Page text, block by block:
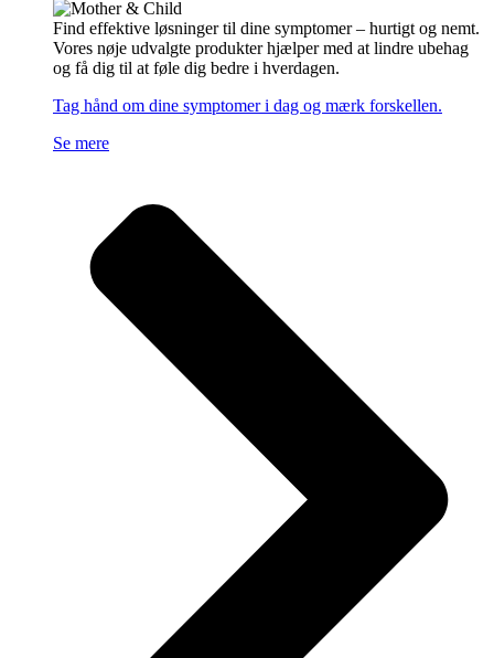
Find effektive løsninger til dine symptomer – hurtigt og nemt.
Vores nøje udvalgte produkter hjælper med at lindre ubehag
og få dig til at føle dig bedre i hverdagen.
Tag hånd om dine symptomer i dag og mærk forskellen.
Se mere